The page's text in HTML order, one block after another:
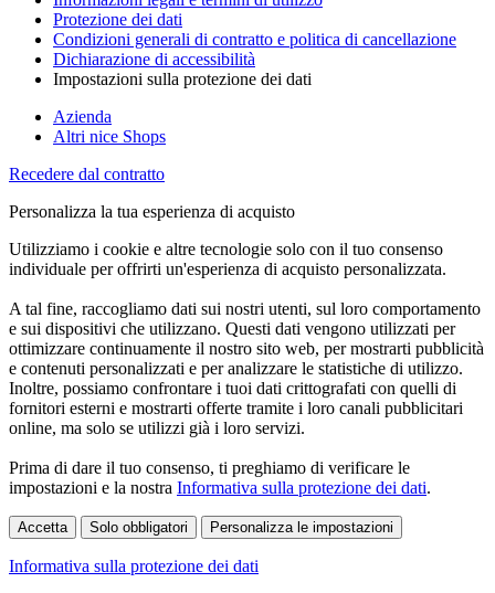
Protezione dei dati
Condizioni generali di contratto e politica di cancellazione
Dichiarazione di accessibilità
Impostazioni sulla protezione dei dati
Azienda
Altri nice Shops
Recedere dal contratto
Personalizza la tua esperienza di acquisto
Utilizziamo i cookie e altre tecnologie solo con il tuo consenso
individuale per offrirti un'esperienza di acquisto personalizzata.
A tal fine, raccogliamo dati sui nostri utenti, sul loro comportamento
e sui dispositivi che utilizzano. Questi dati vengono utilizzati per
ottimizzare continuamente il nostro sito web, per mostrarti pubblicità
e contenuti personalizzati e per analizzare le statistiche di utilizzo.
Inoltre, possiamo confrontare i tuoi dati crittografati con quelli di
fornitori esterni e mostrarti offerte tramite i loro canali pubblicitari
online, ma solo se utilizzi già i loro servizi.
Prima di dare il tuo consenso, ti preghiamo di verificare le
impostazioni e la nostra Informativa sulla protezione dei dati.
Accetta Solo obbligatori Personalizza le impostazioni
Informativa sulla protezione dei dati